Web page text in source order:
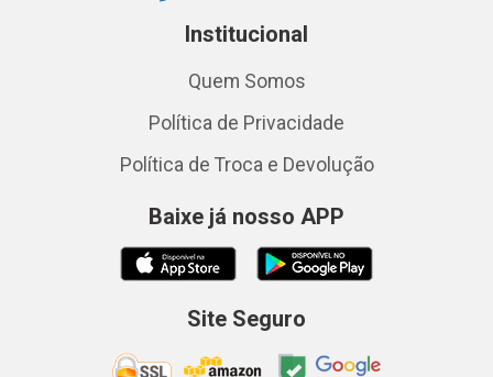
Institucional
Quem Somos
Política de Privacidade
Política de Troca e Devolução
Baixe já nosso APP
Site Seguro